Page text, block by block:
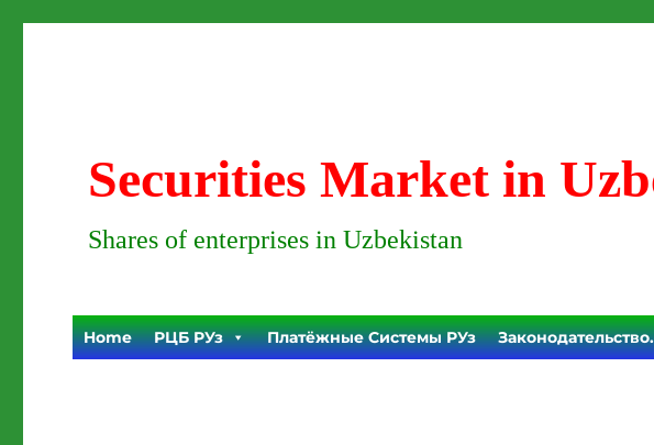
Securities Market in
Shares of enterprises in Uzbekistan
Home РЦБ РУз Платёжные Системы РУз Законодательство.